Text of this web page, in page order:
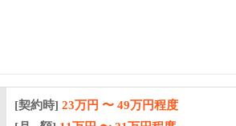
[契約時] 23万円 〜 49万円程度